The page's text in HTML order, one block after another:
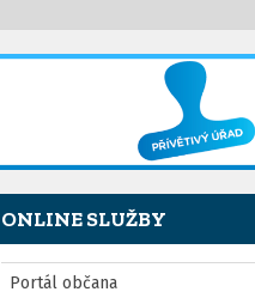
ONLINE SLUŽBY
Portál občana